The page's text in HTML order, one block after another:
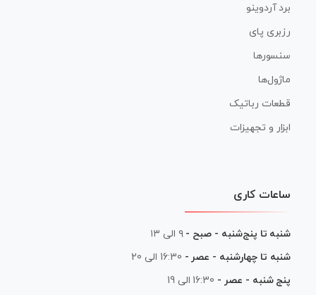
برد آردوینو
رزبری پای
سنسورها
ماژول‌ها
قطعات رباتیک
ابزار و تجهیزات
ساعات کاری
شنبه تا پنج‌شنبه - صبح - ۹ الی ۱۳
شنبه تا چهارشنبه - عصر - 16:30 الی 20
پنج شنبه - عصر - 16:30 الی 19